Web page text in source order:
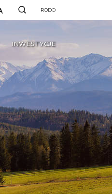
RODO
INWESTYCJE